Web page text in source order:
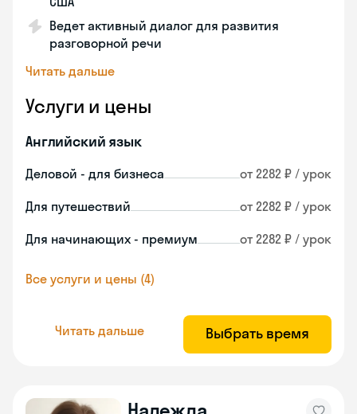
Ведет активный диалог для развития
разговорной речи
Читать дальше
Услуги и цены
Английский язык
Деловой - для бизнеса от 2282 ₽ / урок
Для путешествий от 2282 ₽ / урок
Для начинающих - премиум от 2282 ₽ / урок
Все услуги и цены (4)
Читать дальше Выбрать время